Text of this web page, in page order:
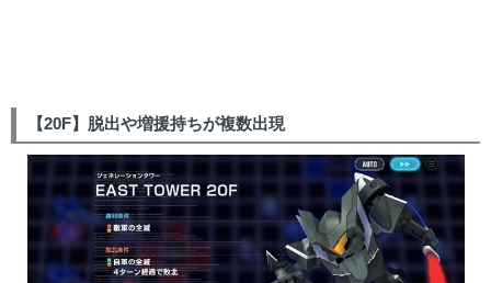
【20F】脱出や増援持ちが複数出現